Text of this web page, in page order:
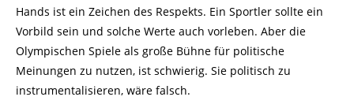
Hands ist ein Zeichen des Respekts. Ein Sportler sollte ein
Vorbild sein und solche Werte auch vorleben. Aber die
Olympischen Spiele als große Bühne für politische
Meinungen zu nutzen, ist schwierig. Sie politisch zu
instrumentalisieren, wäre falsch.